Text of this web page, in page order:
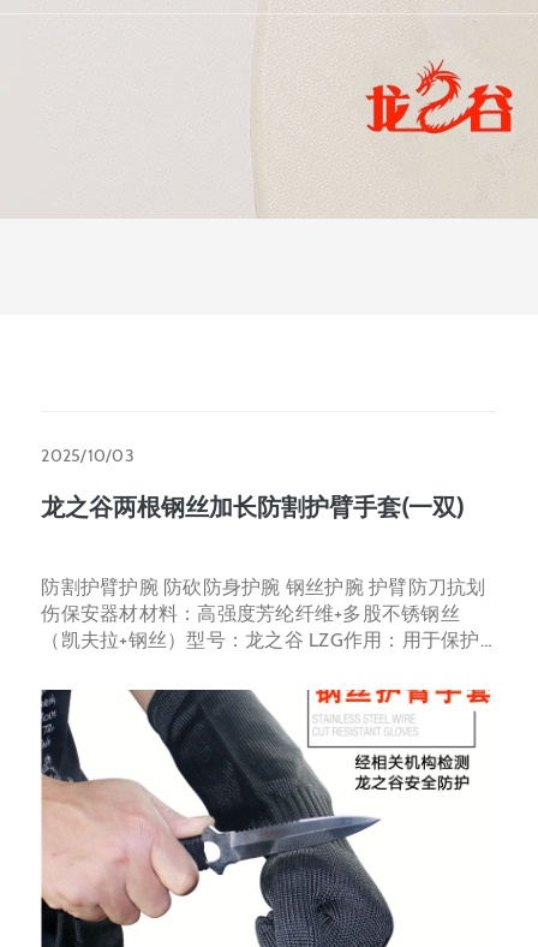
2025/10/03
龙之谷两根钢丝加长防割护臂手套(一双)
防割护臂护腕 防砍防身护腕 钢丝护腕 护臂防刀抗划
伤保安器材材料：高强度芳纶纤维+多股不锈钢丝
（凯夫拉+钢丝）型号：龙之谷 LZG作用：用于保护